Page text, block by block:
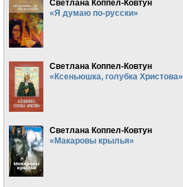
Светлана Коппел-Ковтун
«Я думаю по-русски»
Светлана Коппел-Ковтун
«Ксеньюшка, голубка Христова»
Светлана Коппел-Ковтун
«Макаровы крылья»